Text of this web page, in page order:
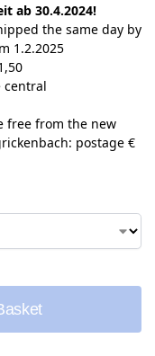
ab 30.4.2024!
the same day by
1.2.2025
central
free from the new
postage €